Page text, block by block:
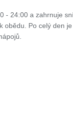
- 24:00 a zahrnuje
Po celý den